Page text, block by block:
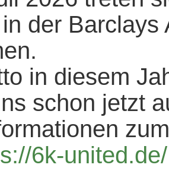
der
in diesem
schon jetzt
6k-united.de/